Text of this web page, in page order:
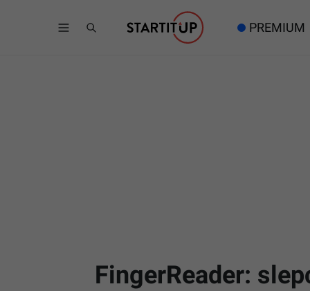
PREMIUM
FingerReader: